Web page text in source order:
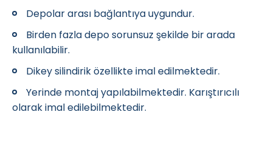
Depolar arası bağlantıya uygundur.
Birden fazla depo sorunsuz şekilde bir arada
kullanılabilir.
Dikey silindirik özellikte imal edilmektedir.
Yerinde montaj yapılabilmektedir. Karıştırıcılı
olarak imal edilebilmektedir.